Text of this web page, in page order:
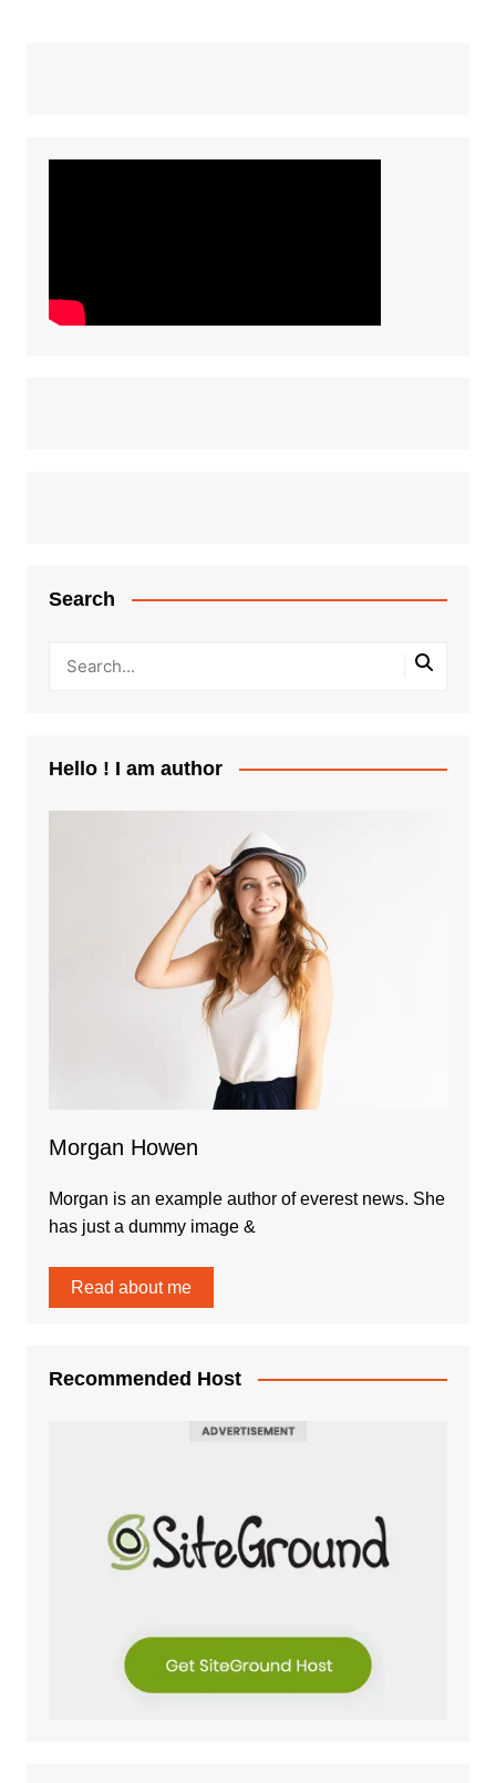
Search
Hello ! I am author
Morgan Howen
Morgan is an example author of everest news. She
has just a dummy image &
Read about me
Recommended Host